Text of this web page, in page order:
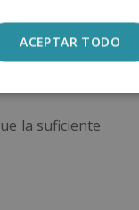
la suficiente
ACEPTAR TODO